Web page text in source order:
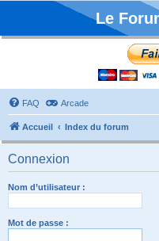
Le
FAQ Arcade
Accueil Index du forum
Connexion
Nom d’utilisateur :
Mot de passe :